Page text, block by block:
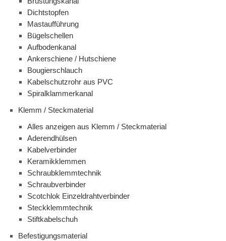
Dichtstopfen
Mastaufführung
Bügelschellen
Aufbodenkanal
Ankerschiene / Hutschiene
Bougierschlauch
Kabelschutzrohr aus PVC
Spiralklammerkanal
Klemm / Steckmaterial
Alles anzeigen aus Klemm / Steckmaterial
Aderendhülsen
Kabelverbinder
Keramikklemmen
Schraubklemmtechnik
Schraubverbinder
Scotchlok Einzeldrahtverbinder
Steckklemmtechnik
Stiftkabelschuh
Befestigungsmaterial